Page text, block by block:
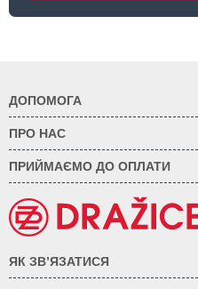
ДОПОМОГА
ПРО НАС
ПРИЙМАЄМО ДО ОПЛАТИ
ЯК ЗВ’ЯЗАТИСЯ